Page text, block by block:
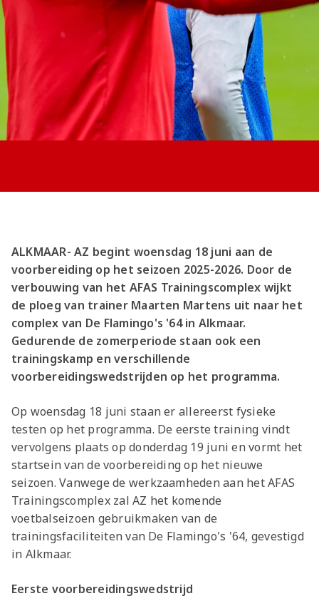
Jong AZ
Seizoenkaart
ALKMAAR- AZ begint woensdag 18 juni aan de
voorbereiding op het seizoen 2025-2026. Door de
verbouwing van het AFAS Trainingscomplex wijkt
de ploeg van trainer Maarten Martens uit naar het
complex van De Flamingo's '64 in Alkmaar.
Gedurende de zomerperiode staan ook een
trainingskamp en verschillende
voorbereidingswedstrijden op het programma.
Op woensdag 18 juni staan er allereerst fysieke
testen op het programma. De eerste training vindt
vervolgens plaats op donderdag 19 juni en vormt het
startsein van de voorbereiding op het nieuwe
seizoen. Vanwege de werkzaamheden aan het AFAS
Trainingscomplex zal AZ het komende
voetbalseizoen gebruikmaken van de
trainingsfaciliteiten van De Flamingo's '64, gevestigd
in Alkmaar.
Eerste voorbereidingswedstrijd